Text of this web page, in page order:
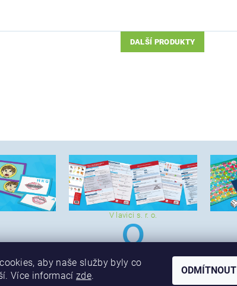
DALŠÍ PRODUKTY
V lavici s. r. o.
aby naše služby byly co
Více informací zde. ODMÍTNOUT